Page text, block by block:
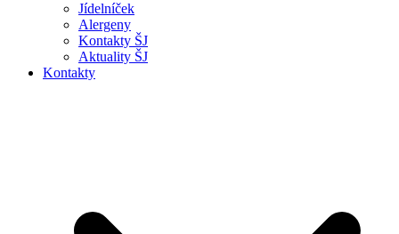
Jídelníček
Alergeny
Kontakty ŠJ
Aktuality ŠJ
Kontakty